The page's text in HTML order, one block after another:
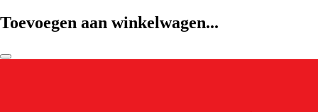
Toevoegen aan winkelwagen...